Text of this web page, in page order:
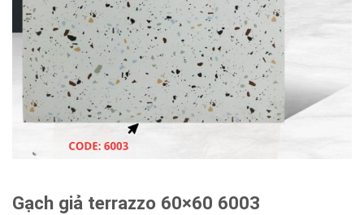
Gạch giả terrazzo 60×60 6003